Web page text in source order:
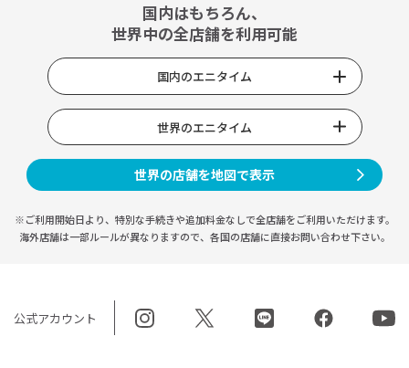
国内はもちろん、
世界中の全店舗を利用可能
国内のエニタイム
世界のエニタイム
世界の店舗を地図で表示
※ご利用開始日より、特別な手続きや追加料金なしで全店舗をご利用いただけます。
海外店舗は一部ルールが異なりますので、 各国の店舗に直接お問い合わせ下さい。
公式アカウント